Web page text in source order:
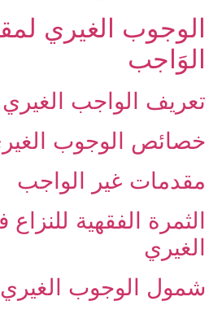
الوجوب الغيري
الوَاجب‏
تعريف الواجب الغيري
خصائص الوجوب
مقدمات غير الواجب
الثمرة الفقهية
الغيري
شمول الوجوب الغيري